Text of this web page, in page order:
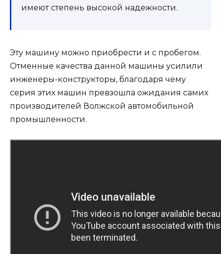
имеют степень высокой надежности.
Эту машину можно приобрести и с пробегом.
Отменные качества данной машины усилили
инженеры-конструкторы, благодаря чему
серия этих машин превзошла ожидания самих
производителей Волжской автомобильной
промышленности.